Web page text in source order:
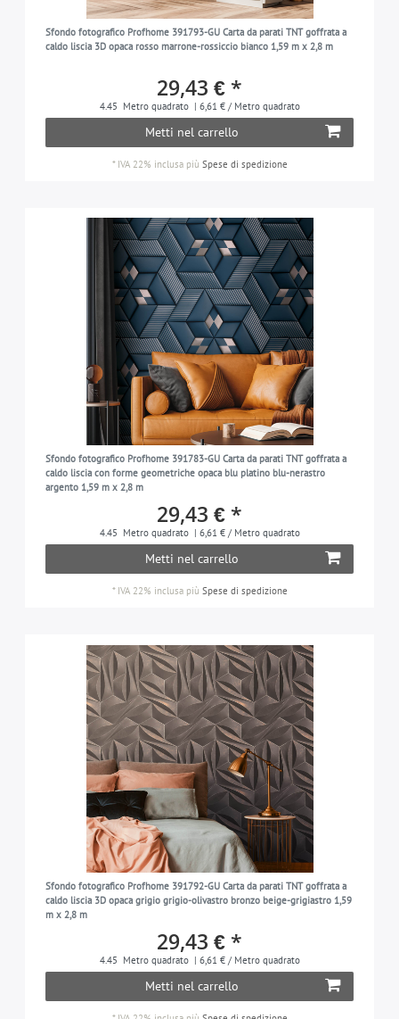
Sfondo fotografico Profhome 391793-GU Carta da parati TNT goffrata a
caldo liscia 3D opaca rosso marrone-rossiccio bianco 1,59 m x 2,8 m
29,43 € *
4.45 Metro quadrato | 6,61 € / Metro quadrato
Metti nel carrello
* IVA 22% inclusapiù Spese di spedizione
Sfondo fotografico Profhome 391783-GU Carta da parati TNT goffrata a
caldo liscia con forme geometriche opaca blu platino blu-nerastro
argento 1,59 m x 2,8 m
29,43 € *
4.45 Metro quadrato | 6,61 € / Metro quadrato
Metti nel carrello
* IVA 22% inclusapiù Spese di spedizione
Sfondo fotografico Profhome 391792-GU Carta da parati TNT goffrata a
caldo liscia 3D opaca grigio grigio-olivastro bronzo beige-grigiastro 1,59
m x 2,8 m
29,43 € *
4.45 Metro quadrato | 6,61 € / Metro quadrato
Metti nel carrello